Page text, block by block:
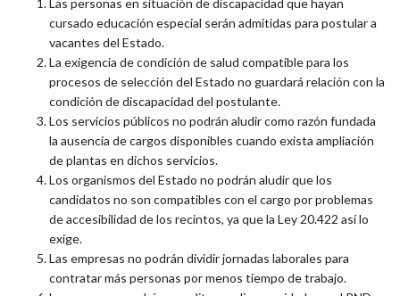
Las personas en situación de discapacidad que hayan
cursado educación especial serán admitidas para postular a
vacantes del Estado.
La exigencia de condición de salud compatible para los
procesos de selección del Estado no guardará relación con la
condición de discapacidad del postulante.
Los servicios públicos no podrán aludir como razón fundada
la ausencia de cargos disponibles cuando exista ampliación
de plantas en dichos servicios.
Los organismos del Estado no podrán aludir que los
candidatos no son compatibles con el cargo por problemas
de accesibilidad de los recintos, ya que la Ley 20.422 así lo
exige.
Las empresas no podrán dividir jornadas laborales para
contratar más personas por menos tiempo de trabajo.